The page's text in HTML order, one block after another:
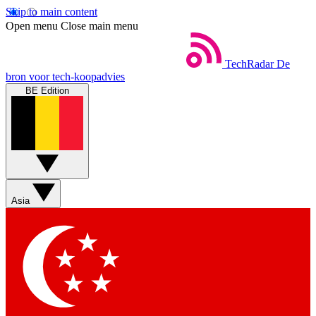
Skip to main content
Open menu Close main menu
TechRadar De
bron voor tech-koopadvies
BE Edition
Asia